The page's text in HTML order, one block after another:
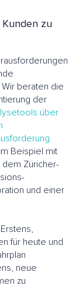
zu
beraten die
der
über
Beispiel mit
dem Züricher-
und einer
für heute und
neue
zu